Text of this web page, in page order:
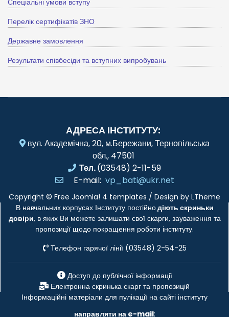
Перелік сертифікатів ЗНО
Державне замовлення
Результати співбесіди та вступних випробувань
АДРЕСА ІНСТИТУТУ:
вул. Академічна, 20, м.Бережани, Тернопільська
обл., 47501
Тел.(03548) 2-11-59
E-mail: vp_bati@ukr.net
Copyright © Free Joomla! 4 templates / Design by LTheme
В навчальних корпусах Інституту постійнодіють скриньки
довіри, в яких Ви можете залишати свої скарги, зауваження та
пропозиції щодо покращення роботи інституту.
Телефон гарячої лінії (03548) 2-54-25
Доступ до публічної інформації
Електронна скринька скарг та пропозицій
Інформаційні матеріали для пулікації на сайті інституту
направляти на e-mail: